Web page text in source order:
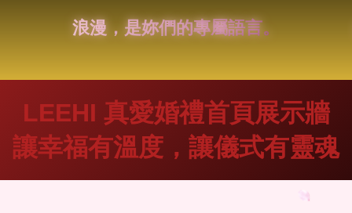
每一眼凝視，都是永恆。
LEEHI 真愛婚禮首頁展示牆
讓幸福有溫度，讓儀式有靈魂